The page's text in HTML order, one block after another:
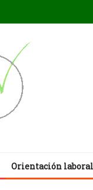
Orientación laboral